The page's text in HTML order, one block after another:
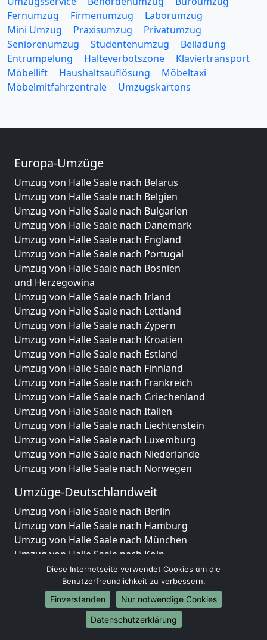
Fernumzug
Firmenumzug
Laborumzug
Mini Umzug
Praxisumzug
Privatumzug
Seniorenumzug
Studentenumzug
Beiladung
Entrümpelung
Halteverbotszone
Klaviertransport
Möbellift
Haushaltsauflösung
Möbeltaxi
Möbelmitfahrzentrale
Umzugskartons
Europa-Umzüge
Umzug von Halle Saale nach Belarus
Umzug von Halle Saale nach Belgien
Umzug von Halle Saale nach Bulgarien
Umzug von Halle Saale nach Dänemark
Umzug von Halle Saale nach England
Umzug von Halle Saale nach Portugal
Umzug von Halle Saale nach Bosnien
und Herzegowina
Umzug von Halle Saale nach Irland
Umzug von Halle Saale nach Lettland
Umzug von Halle Saale nach Zypern
Umzug von Halle Saale nach Kroatien
Umzug von Halle Saale nach Estland
Umzug von Halle Saale nach Finnland
Umzug von Halle Saale nach Frankreich
Umzug von Halle Saale nach Griechenland
Umzug von Halle Saale nach Italien
Umzug von Halle Saale nach Liechtenstein
Umzug von Halle Saale nach Luxemburg
Umzug von Halle Saale nach Niederlande
Umzug von Halle Saale nach Norwegen
Umzüge-Deutschlandweit
Umzug von Halle Saale nach Berlin
Umzug von Halle Saale nach Hamburg
Umzug von Halle Saale nach München
Umzug von Halle Saale nach Köln
Umzug von Halle Saale nach Frankfurt am Main
Umzug von Halle Saale nach Stuttgart
Umzug von Halle Saale nach Düsseldorf
Umzug von Halle Saale nach Leipzig
Umzug von Halle Saale nach Dortmund
Diese Internetseite verwendet Cookies um die
Benutzerfreundlichkeit zu verbessern.
Einverstanden
Nur notwendige Cookies
Datenschutzerklärung